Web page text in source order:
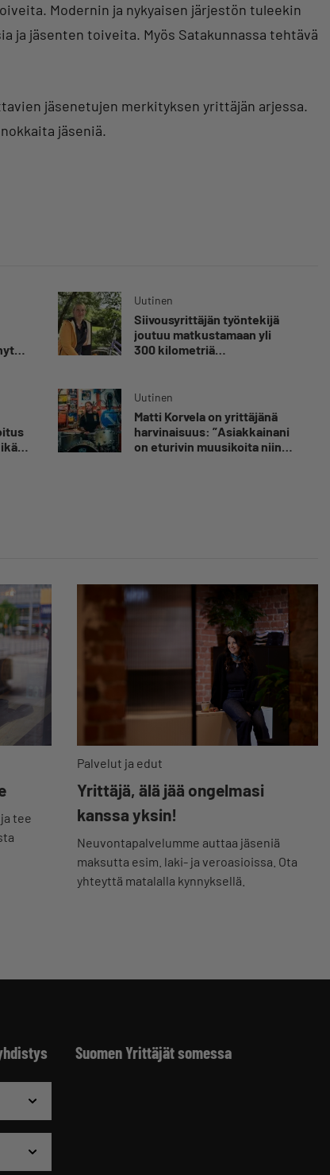
Modernin ja nykyaisen järjestön tuleekin
ja jäsenten toiveita. Myös Satakunnassa tehtävä
jäsenetujen merkityksen yrittäjän arjessa.
jäseniä.
Uutinen
Siivousyrittäjän työntekijä
joutuu matkustamaan yli
300 kilometriä
Uutinen
Matti Korvela on yrittäjänä
harvinaisuus: ”Asiakkainani
on eturivin muusikoita niin
tee
Palvelut ja edut
Yrittäjä, älä jää ongelmasi
kanssa yksin!
Neuvontapalvelumme auttaa jäseniä
maksutta esim. laki- ja veroasioissa. Ota
yhteyttä matalalla kynnyksellä.
Suomen Yrittäjät somessa